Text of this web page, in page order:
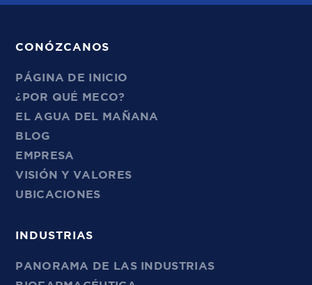
CONÓZCANOS
PÁGINA DE INICIO
¿POR QUÉ MECO?
EL AGUA DEL MAÑANA
BLOG
EMPRESA
VISIÓN Y VALORES
UBICACIONES
INDUSTRIAS
PANORAMA DE LAS INDUSTRIAS